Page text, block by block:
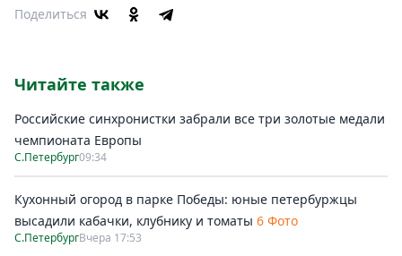
Поделиться
Читайте также
Российские синхронистки забрали все три золотые медали
чемпионата Европы
С.Петербург09:34
Кухонный огород в парке Победы: юные петербуржцы
высадили кабачки, клубнику и томаты 6 Фото
С.ПетербургВчера 17:53